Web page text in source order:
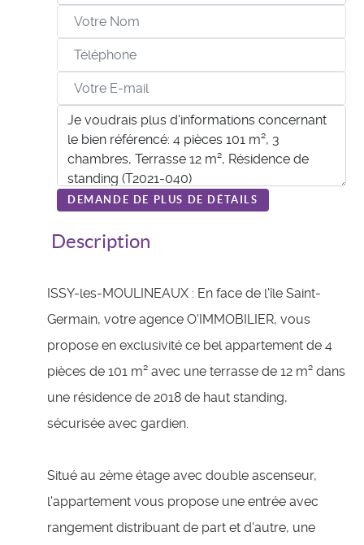
DEMANDE DE PLUS DE DÉTAILS
Description
ISSY-les-MOULINEAUX : En face de l'île Saint-
Germain, votre agence O'IMMOBILIER, vous
propose en exclusivité ce bel appartement de 4
pièces de 101 m² avec une terrasse de 12 m² dans
une résidence de 2018 de haut standing,
sécurisée avec gardien.
Situé au 2ème étage avec double ascenseur,
l'appartement vous propose une entrée avec
rangement distribuant de part et d'autre, une